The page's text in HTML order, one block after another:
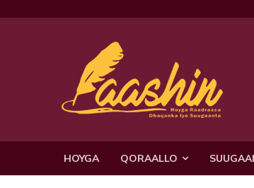
HOYGA QORAALLO